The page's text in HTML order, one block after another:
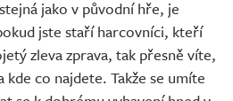
jako v původní hře, je
jste staří harcovníci, kteří
zleva zprava, tak přesně víte,
co najdete. Takže se umíte